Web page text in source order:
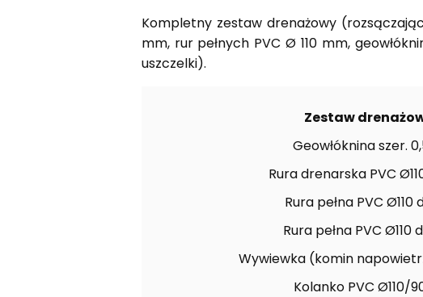
Kompletny zestaw drenażowy
mm, rur pełnych PVC Ø 110 mm,
uszczelki).
Zestaw
Geowłóknina szer.
Rura drenarska PVC
Rura pełna PVC Ø110
Rura pełna PVC Ø110
Wywiewka (komin
Kolanko PVC Ø110/